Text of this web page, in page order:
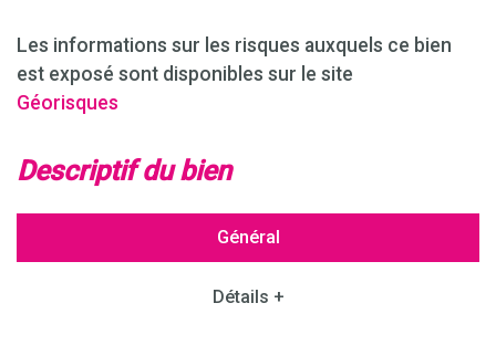
Les informations sur les risques auxquels ce bien
est exposé sont disponibles sur le site
Géorisques
descriptif du bien
Général
Détails +